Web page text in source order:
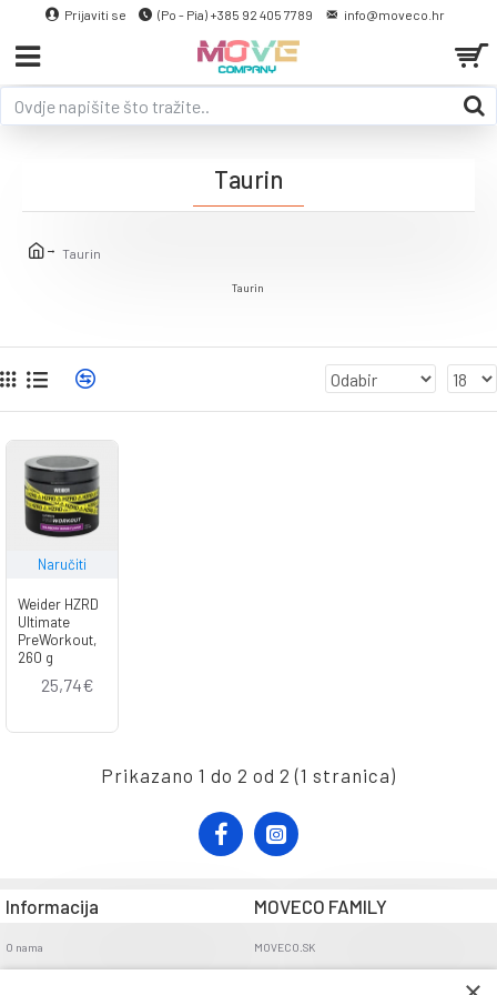
Prijaviti se (Po - Pia) +385 92 405 7789 info@moveco.hr
Taurin
Taurin
Taurin
Naručiti
Weider HZRD
Ultimate
PreWorkout,
260 g
25,74€
Prikazano 1 do 2 od 2 (1 stranica)
Informacija
O nama
MOVECO FAMILY
MOVECO.SK